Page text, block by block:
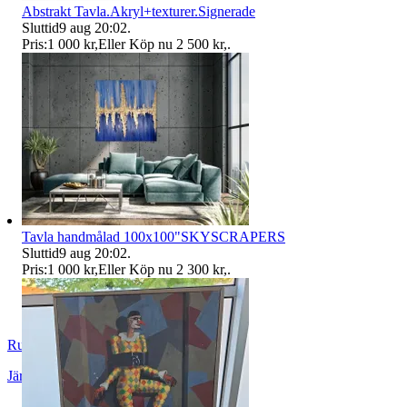
Rulle10
Järfälla
,Sverige
Abstrakt Tavla.Akryl+texturer.Signerade
Sluttid9 aug 20:02.
Pris:1 000 kr,Eller Köp nu 2 500 kr,.
Tavla handmålad 100x100"SKYSCRAPERS
Sluttid9 aug 20:02.
Pris:1 000 kr,Eller Köp nu 2 300 kr,.